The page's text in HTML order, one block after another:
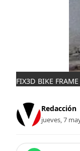
FIX3D BIKE
Redacción
jueves, 7